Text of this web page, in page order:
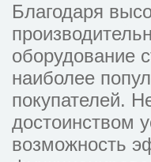
Благодаря
оборудование
наиболее
покупателей.
достоинством
возможность